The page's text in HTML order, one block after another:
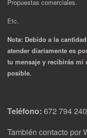
Propuestas comerciales.
Etc.
Nota: Debido a la
atender diariamente es
tu mensaje y recibirás mi
posible.
Teléfono: 672 794
También contacto por